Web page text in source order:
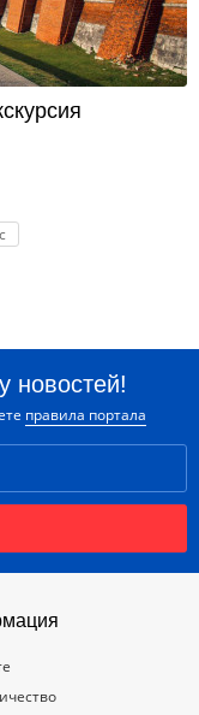
новостей!
правила портала